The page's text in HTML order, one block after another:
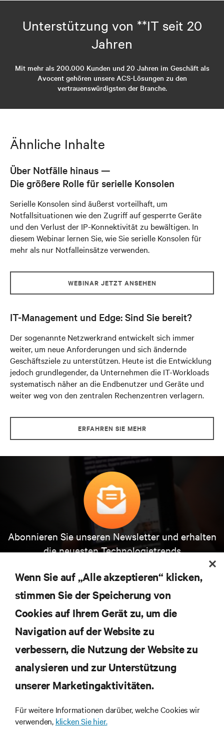
Unterstützung von **IT seit 20
Jahren
Mit mehr als 200.000 Kunden und 20 Jahren im Geschäft als
Avocent gehören unsere ACS-Lösungen zu den
vertrauenswürdigsten der Branche.
Ähnliche Inhalte
Über Notfälle hinaus —
Die größere Rolle für serielle Konsolen
Serielle Konsolen sind äußerst vorteilhaft, um
Notfallsituationen wie den Zugriff auf gesperrte Geräte
und den Verlust der IP-Konnektivität zu bewältigen. In
diesem Webinar lernen Sie, wie Sie serielle Konsolen für
mehr als nur Notfalleinsätze verwenden.
WEBINAR JETZT ANSEHEN
IT-Management und Edge: Sind Sie bereit?
Der sogenannte Netzwerkrand entwickelt sich immer
weiter, um neue Anforderungen und sich ändernde
Geschäftsziele zu unterstützen. Heute ist die Entwicklung
jedoch grundlegender, da Unternehmen die IT-Workloads
systematisch näher an die Endbenutzer und Geräte und
weiter weg von den zentralen Rechenzentren verlagern.
ERFAHREN SIE MEHR
Abonnieren Sie unseren Newsletter und erhalten
die neuesten Technologietrends
Themen der Branche, mit aktuellen Diskussionen
und Einblicken von Experten in das
Rechenzentrums- und Infrastrukturmanagement.
JETZT ANMELDEN
RESSOURCEN
SUPPORT
UNTERNEHMEN
Wenn Sie auf „Alle akzeptieren“ klicken,
stimmen Sie der Speicherung von
Cookies auf Ihrem Gerät zu, um die
Navigation auf der Website zu
verbessern, die Nutzung der Website zu
analysieren und zur Unterstützung
unserer Marketingaktivitäten.
Für weitere Informationen darüber, welche Cookies wir
verwenden, klicken Sie hier.